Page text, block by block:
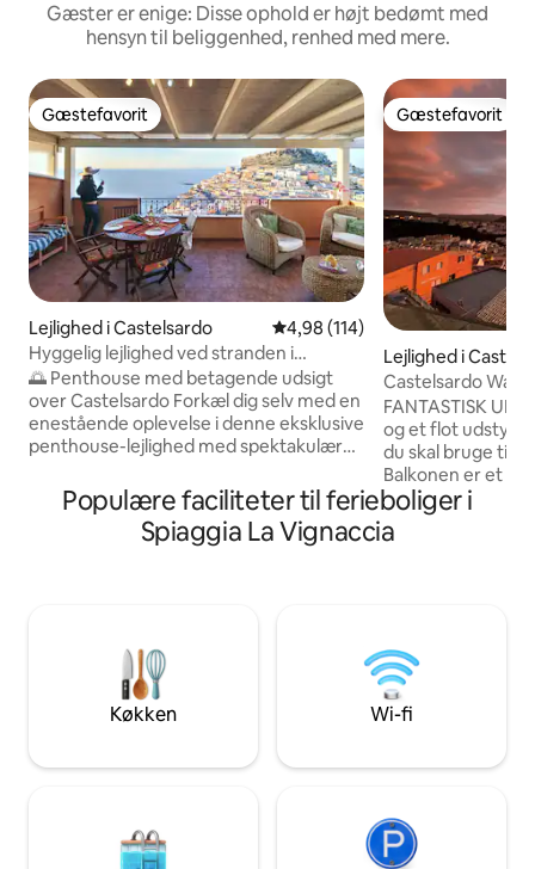
Gæster er enige: Disse ophold er højt bedømt med
hensyn til beliggenhed, renhed med mere.
Gæstefavorit
Gæstefavorit
Lejlighed i Castelsardo 4,98 ud af 5 i gennemsnitlig
4,98 (114)
Hyggelig lejlighed ved stranden i
Castelsardo og panoramaterrasse
🌅 Penthouse med betagende udsigt
over Castelsardo Forkæl dig selv med en
enestående oplevelse i denne eksklusive
penthouse-lejlighed med spektakulær
landsby. Stedet ligger i det mest
prestigefyldte område og tilbyder en
perfekt blanding af stil og afslapning. 🏰
beliggenhed, hvis du vil besøge de
krystalklare strande på det nordlige
Sardinien og de bedste restauranter.🥘
Oplev Castelsardo fra det smukkeste
Gæstefavorit
Gæstefavorit
Lejlighed i
Castelsardo
og
FANTASTISK
og et flot
du skal bruge til
Balkonen er et
du kan drikke
med betagende
Beliggenheden
bil. Ekstra
gratis, når det er
tilladt indenfor.
maj til 1. oktober. CIN
Populære faciliteter til ferieboliger i
Spiaggia La Vignaccia
Køkken Wi-fi